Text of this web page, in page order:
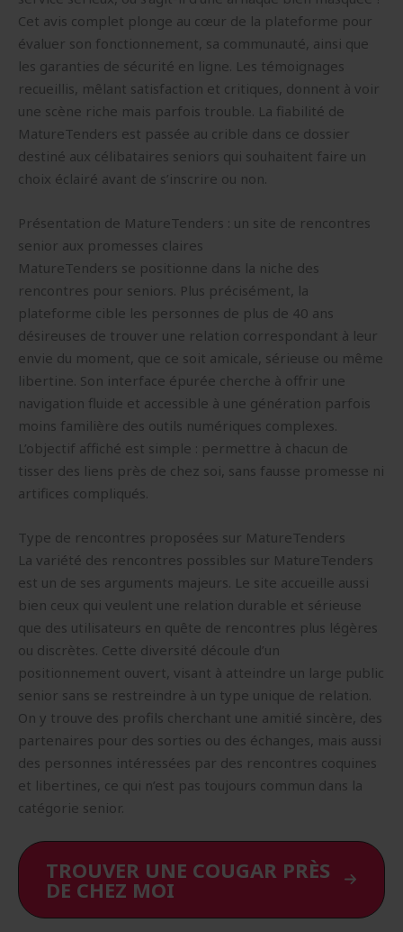
Cet avis complet plonge au cœur de la plateforme pour
évaluer son fonctionnement, sa communauté, ainsi que
les garanties de sécurité en ligne. Les témoignages
recueillis, mêlant satisfaction et critiques, donnent à voir
une scène riche mais parfois trouble. La fiabilité de
MatureTenders est passée au crible dans ce dossier
destiné aux célibataires seniors qui souhaitent faire un
choix éclairé avant de s’inscrire ou non.
Présentation de MatureTenders : un site de rencontres
senior aux promesses claires
MatureTenders se positionne dans la niche des
rencontres pour seniors. Plus précisément, la
plateforme cible les personnes de plus de 40 ans
désireuses de trouver une relation correspondant à leur
envie du moment, que ce soit amicale, sérieuse ou même
libertine. Son interface épurée cherche à offrir une
navigation fluide et accessible à une génération parfois
moins familière des outils numériques complexes.
L’objectif affiché est simple : permettre à chacun de
tisser des liens près de chez soi, sans fausse promesse ni
artifices compliqués.
Type de rencontres proposées sur MatureTenders
La variété des rencontres possibles sur MatureTenders
est un de ses arguments majeurs. Le site accueille aussi
bien ceux qui veulent une relation durable et sérieuse
que des utilisateurs en quête de rencontres plus légères
ou discrètes. Cette diversité découle d’un
positionnement ouvert, visant à atteindre un large public
senior sans se restreindre à un type unique de relation.
On y trouve des profils cherchant une amitié sincère, des
partenaires pour des sorties ou des échanges, mais aussi
des personnes intéressées par des rencontres coquines
et libertines, ce qui n’est pas toujours commun dans la
catégorie senior.
TROUVER UNE COUGAR PRÈS
DE CHEZ MOI